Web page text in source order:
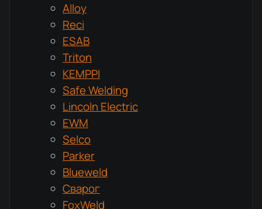
Alloy
Reci
ESAB
Triton
KEMPPI
Safe Welding
Lincoln Electric
EWM
Selco
Parker
Blueweld
Сварог
FoxWeld